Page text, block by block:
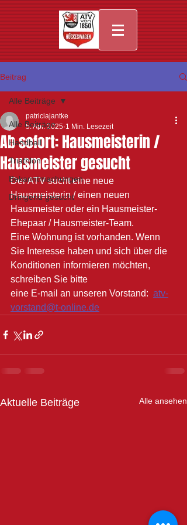
Beitrag
Alle Beiträge
Handball
Triathlon
Bekanntmachungen
Dringend gesucht
Alle Beiträge
Ab sofort: Hausmeisterin /
Hausmeister gesucht
patriciajantke
5. Apr. 2025 1 Min. Lesezeit
Der ATV sucht eine neue
Hausmeisterin / einen neuen
Hausmeister oder ein Hausmeister-
Ehepaar / Hausmeister-Team.
Eine Wohnung ist vorhanden. Wenn
Sie Interesse haben und sich über die
Konditionen informieren möchten,
schreiben Sie bitte
eine E-mail an unseren Vorstand: atv-
vorstand@t-online.de
Aktuelle Beiträge Alle ansehen